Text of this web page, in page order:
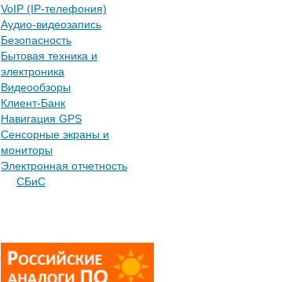
VoIP (IP-телефония)
Аудио-видеозапись
Безопасность
Бытовая техника и
электроника
Видеообзоры
Клиент-Банк
Навигация GPS
Сенсорные экраны и
мониторы
Электронная отчетность
СБиС